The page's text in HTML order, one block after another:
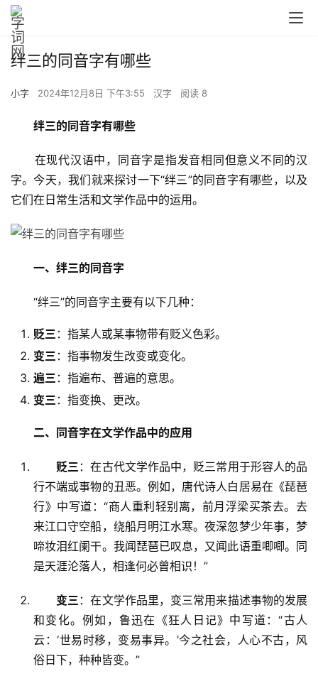
绊三的同音字有哪些
小字 2024年12月8日 下午3:55 汉字 阅读 8
绊三的同音字有哪些
在现代汉语中，同音字是指发音相同但意义不同的汉
字。今天，我们就来探讨一下“绊三”的同音字有哪些，以及
它们在日常生活和文学作品中的运用。
一、绊三的同音字
“绊三”的同音字主要有以下几种：
贬三 ：指某人或某事物带有贬义色彩。
变三 ：指事物发生改变或变化。
遍三 ：指遍布、普遍的意思。
变三 ：指变换、更改。
二、同音字在文学作品中的应用
贬三 ：在古代文学作品中，贬三常用于形容人的品
行不端或事物的丑恶。例如，唐代诗人白居易在《琵琶
行》中写道：“商人重利轻别离，前月浮梁买茶去。去
来江口守空船，绕船月明江水寒。夜深忽梦少年事，梦
啼妆泪红阑干。我闻琵琶已叹息，又闻此语重唧唧。同
是天涯沦落人，相逢何必曾相识！”
变三 ：在文学作品里，变三常用来描述事物的发展
和变化。例如，鲁迅在《狂人日记》中写道：“古人
云：‘世易时移，变易事异。’今之社会，人心不古，风
俗日下，种种皆变。”